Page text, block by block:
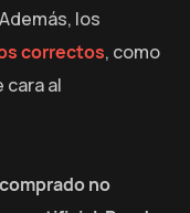
los
correctos, como
cara al
no